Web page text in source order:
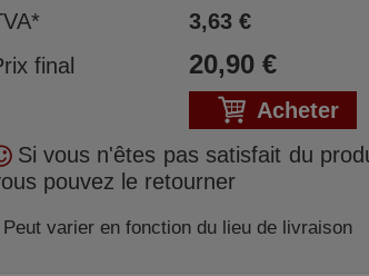
3,63€
final
20,90€
Acheter
Si vous n'êtes pas satisfait du
pouvez le retourner
varier en fonction du lieu de livraison